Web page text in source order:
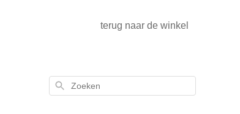
terug naar de winkel
Zoeken